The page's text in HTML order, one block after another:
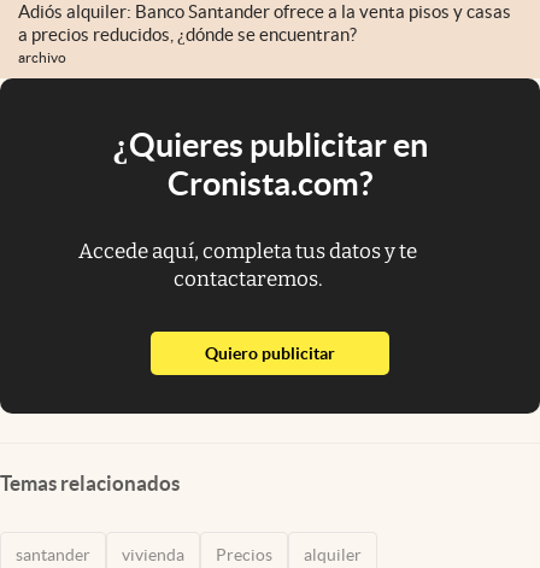
Adiós alquiler: Banco Santander ofrece a la venta pisos y casas
a precios reducidos, ¿dónde se encuentran?
archivo
¿Quieres publicitar en
Cronista.com?
Accede aquí, completa tus datos y te
contactaremos.
Quiero publicitarabre en nueva pestaña
Temas relacionados
santander vivienda Precios alquiler